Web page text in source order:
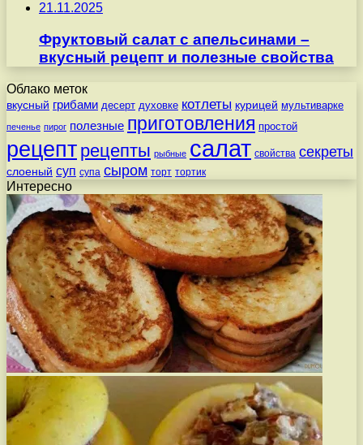
21.11.2025
Фруктовый салат с апельсинами –
вкусный рецепт и полезные свойства
Облако меток
вкусный грибами десерт духовке котлеты курицей мультиварке
печенье пирог полезные приготовления простой
рецепт рецепты рыбные салат свойства секреты
слоеный суп супа сыром торт тортик
Интересно